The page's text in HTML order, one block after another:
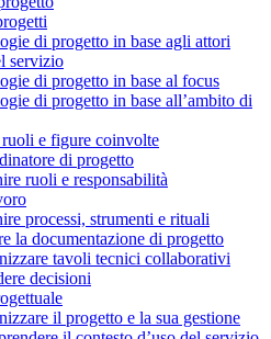
di progetto in base agli attori
servizio
di progetto in base al focus
di progetto in base all’ambito di
e figure coinvolte
di progetto
ruoli e responsabilità
processi, strumenti e rituali
la documentazione di progetto
tavoli tecnici collaborativi
decisioni
il progetto e la sua gestione